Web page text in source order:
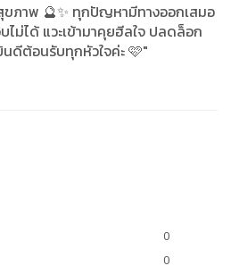
ขภาพ 🔮✨ ทุกปัญหามีทางออกเสมอ
ไม่ได้ แวะเข้ามาคุยฮีลใจ ปลดล็อก
ดีต้อนรับทุกหัวใจค่ะ 🩷"
0
0